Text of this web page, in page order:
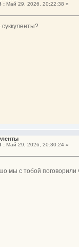
:Май 29, 2026, 20:22:38 »
суккуленты?
:Май 29, 2026, 20:30:24 »
мы с тобой поговорили